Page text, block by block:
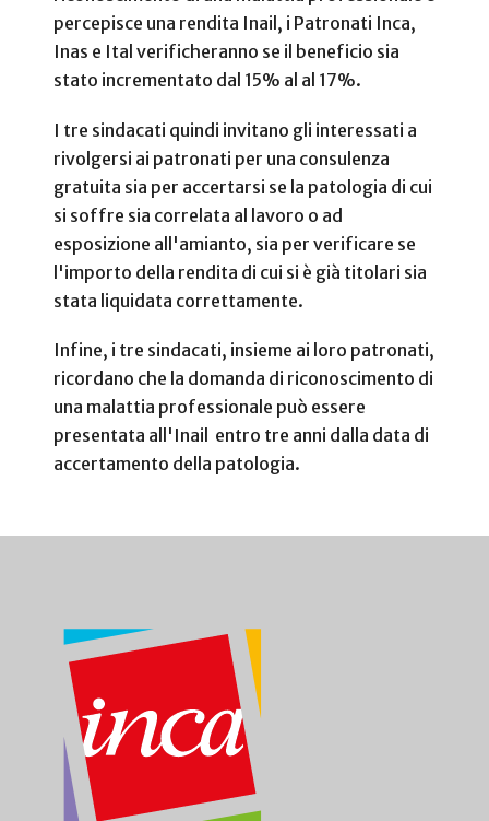
percepisce una rendita Inail, i Patronati Inca,
Inas e Ital verificheranno se il beneficio sia
stato incrementato dal 15% al al 17%.
I tre sindacati quindi invitano gli interessati a
rivolgersi ai patronati per una consulenza
gratuita sia per accertarsi se la patologia di cui
si soffre sia correlata al lavoro o ad
esposizione all'amianto, sia per verificare se
l'importo della rendita di cui si è già titolari sia
stata liquidata correttamente.
Infine, i tre sindacati, insieme ai loro patronati,
ricordano che la domanda di riconoscimento di
una malattia professionale può essere
presentata all'Inail entro tre anni dalla data di
accertamento della patologia.